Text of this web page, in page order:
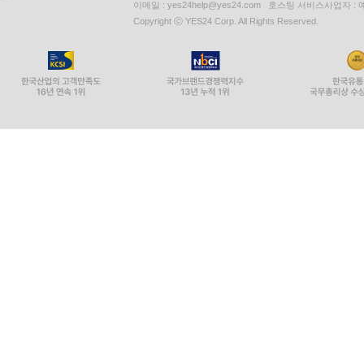
이메일 : yes24help@yes24.com 호스팅 서비스사업자 :
Copyright ⓒ YES24 Corp. All Rights Reserved.